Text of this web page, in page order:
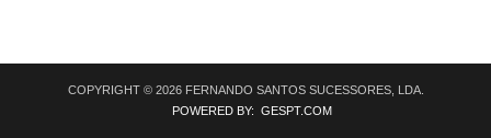
COPYRIGHT © 2026 FERNANDO SANTOS SUCESSORES, LDA.
POWERED BY: GESPT.COM